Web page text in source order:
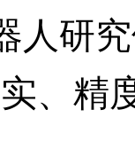
人研
、精